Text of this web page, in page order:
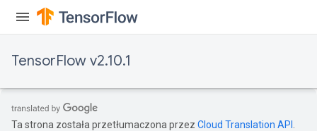
TensorFlow v2.10.1
Ta strona została przetłumaczona przez Cloud Translation API